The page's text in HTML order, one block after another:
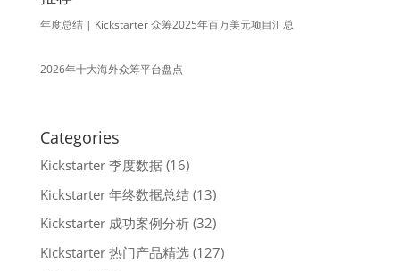
年度总结 | Kickstarter 众筹2025年百万美元项目汇总
2026年十大海外众筹平台盘点
Categories
Kickstarter 季度数据(16)
Kickstarter 年终数据总结(13)
Kickstarter 成功案例分析(32)
Kickstarter 热门产品精选(127)